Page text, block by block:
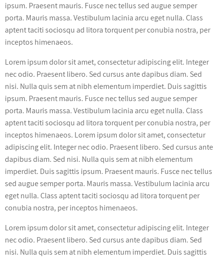
ipsum. Praesent mauris. Fusce nec tellus sed augue semper
porta. Mauris massa. Vestibulum lacinia arcu eget nulla. Class
aptent taciti sociosqu ad litora torquent per conubia nostra, per
inceptos himenaeos.
Lorem ipsum dolor sit amet, consectetur adipiscing elit. Integer
nec odio. Praesent libero. Sed cursus ante dapibus diam. Sed
nisi. Nulla quis sem at nibh elementum imperdiet. Duis sagittis
ipsum. Praesent mauris. Fusce nec tellus sed augue semper
porta. Mauris massa. Vestibulum lacinia arcu eget nulla. Class
aptent taciti sociosqu ad litora torquent per conubia nostra, per
inceptos himenaeos. Lorem ipsum dolor sit amet, consectetur
adipiscing elit. Integer nec odio. Praesent libero. Sed cursus ante
dapibus diam. Sed nisi. Nulla quis sem at nibh elementum
imperdiet. Duis sagittis ipsum. Praesent mauris. Fusce nec tellus
sed augue semper porta. Mauris massa. Vestibulum lacinia arcu
eget nulla. Class aptent taciti sociosqu ad litora torquent per
conubia nostra, per inceptos himenaeos.
Lorem ipsum dolor sit amet, consectetur adipiscing elit. Integer
nec odio. Praesent libero. Sed cursus ante dapibus diam. Sed
nisi. Nulla quis sem at nibh elementum imperdiet. Duis sagittis